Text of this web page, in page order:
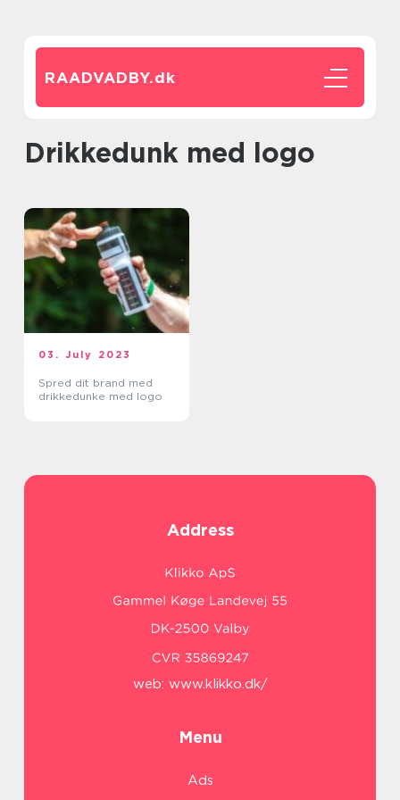
RAADVADBY.dk
Drikkedunk med logo
03. July 2023
Spred dit brand med
drikkedunke med logo
Address
web: www.klikko.dk/
Menu
Ads